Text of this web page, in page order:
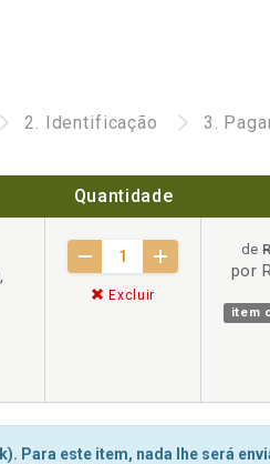
2. Identificação 3.
Quantidade
Excluir
de
por
item
Para este item, nada lhe será